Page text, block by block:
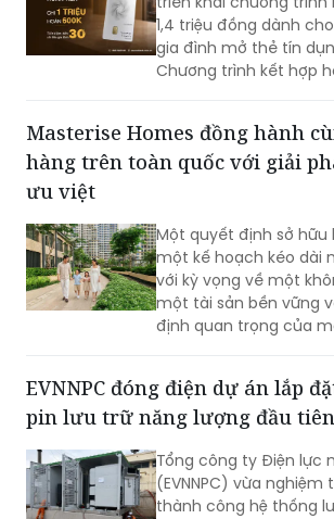
1,4 triệu đồng dành
gia đình mở thẻ tín
Chương trình kết hợp
giao dịch đầu tiên.
Masterise Homes đồng hành
hàng trên toàn quốc với giải
ưu việt
Một quyết định sở hữu
một kế hoạch kéo dài
với kỳ vọng về một
một tài sản bền vững
định quan trọng của
nhiều hơn vào khả
của nhà phát triển
EVNNPC đóng điện dự án lắp
pin lưu trữ năng lượng đầu tiên
Tổng công ty Điện lực
(EVNNPC) vừa
thành công hệ thống